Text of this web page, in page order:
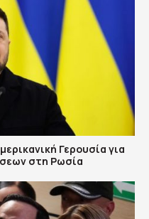
Γερουσία για
στη Ρωσία